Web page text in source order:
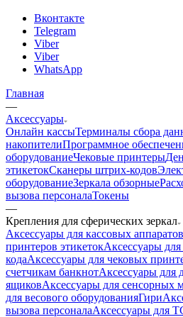
Вконтакте
Telegram
Viber
Viber
WhatsApp
Главная
—
Аксессуары
Онлайн кассыТерминалы сбора
накопителиПрограммное
оборудованиеЧековые принтеры
этикетокСканеры штрих-кодов
оборудованиеЗеркала обзорные
вызова персоналаТокены
—
Крепления для сферических зеркал
Аксессуары для кассовых аппаратов
принтеров этикетокАксессуары
кодаАксессуары для чековых
счетчикам банкнотАксессуары для
ящиковАксессуары для сенсорных
для весового оборудованияГири
вызова персоналаАксессуары для